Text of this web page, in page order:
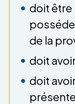
doit être
de la
doit
doit